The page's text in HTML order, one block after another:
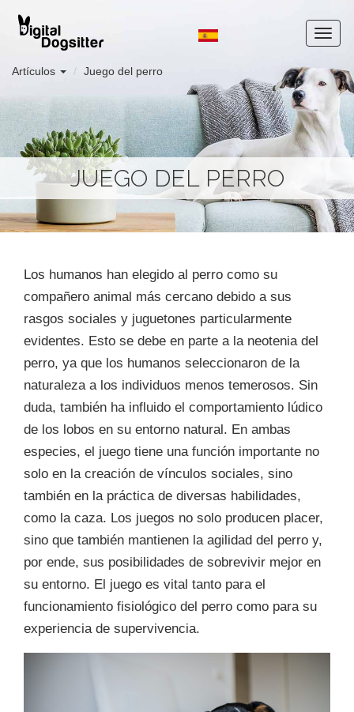
Artículos Juego del perro
JUEGO DEL PERRO
Los humanos han elegido al perro como su
compañero animal más cercano debido a sus
rasgos sociales y juguetones particularmente
evidentes. Esto se debe en parte a la neotenia del
perro, ya que los humanos seleccionaron de la
naturaleza a los individuos menos temerosos. Sin
duda, también ha influido el comportamiento lúdico
de los lobos en su entorno natural. En ambas
especies, el juego tiene una función importante no
solo en la creación de vínculos sociales, sino
también en la práctica de diversas habilidades,
como la caza. Los juegos no solo producen placer,
sino que también mantienen la agilidad del perro y,
por ende, sus posibilidades de sobrevivir mejor en
su entorno. El juego es vital tanto para el
funcionamiento fisiológico del perro como para su
experiencia de supervivencia.